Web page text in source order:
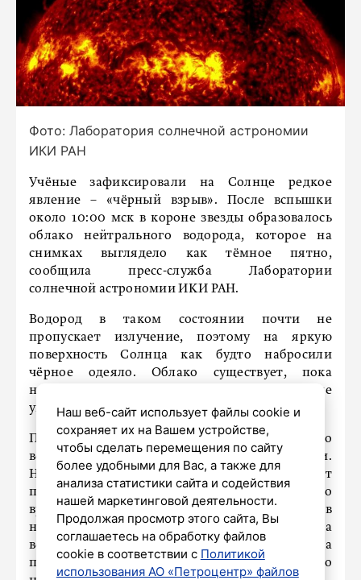
Фото: Лаборатория солнечной астрономии
ИКИ РАН
Учёные зафиксировали на Солнце редкое
явление – «чёрный взрыв». После вспышки
около 10:00 мск в короне звезды образовалось
облако нейтрального водорода, которое на
снимках выглядело как тёмное пятно,
сообщила пресс-служба Лаборатории
солнечной астрономии ИКИ РАН.
Водород в таком состоянии почти не
пропускает излучение, поэтому на яркую
поверхность Солнца как будто набросили
чёрное одеяло. Облако существует, пока
нейтральный водород не ионизируется или не
уйдёт за пределы солнечного диска.
По оценкам специалистов, часть выброшенного
вещества достигнет Земли в ближайшие сутки.
Небольшая доля солнечной материи может
проникнуть в верхние слои атмосферы и со
временем стать частью природных процессов
на планете. Ранее в тот же день произошла
вспышка уровня M9.3 – самая мощная за
последние полтора месяца. Она лишь немного
Наш веб-сайт использует файлы cookie и
сохраняет их на Вашем устройстве,
чтобы сделать перемещения по сайту
более удобными для Вас, а также для
анализа статистики сайта и содействия
нашей маркетинговой деятельности.
Продолжая просмотр этого сайта, Вы
соглашаетесь на обработку файлов
cookie в соответствии с Политикой
использования АО «Петроцентр» файлов